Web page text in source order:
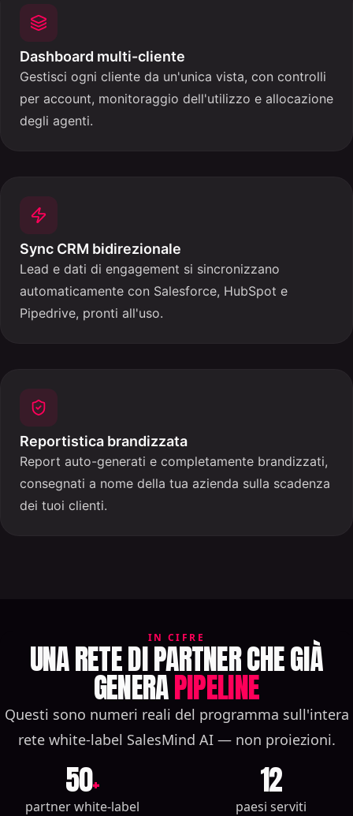
Dashboard multi-cliente
Gestisci ogni cliente da un'unica vista, con controlli
per account, monitoraggio dell'utilizzo e allocazione
degli agenti.
Sync CRM bidirezionale
Lead e dati di engagement si sincronizzano
automaticamente con Salesforce, HubSpot e
Pipedrive, pronti all'uso.
Reportistica brandizzata
Report auto-generati e completamente brandizzati,
consegnati a nome della tua azienda sulla scadenza
dei tuoi clienti.
IN CIFRE
UNA RETE DI PARTNER CHE GIÀ
GENERAPIPELINE
Questi sono numeri reali del programma sull'intera
rete white-label SalesMind AI — non proiezioni.
50+
partner white-label
12
paesi serviti